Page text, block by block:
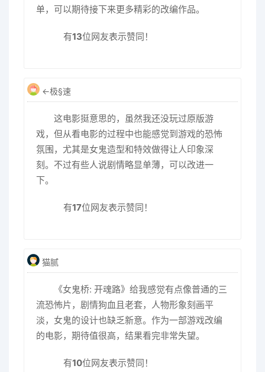
单，可以期待接下来更多精彩的改编作品。
有13位网友表示赞同！
←极§速
这电影挺意思的，虽然我还没玩过原版游
戏，但从看电影的过程中也能感觉到游戏的恐怖
氛围，尤其是女鬼造型和特效做得让人印象深
刻。不过有些人说剧情略显单薄，可以改进一
下。
有17位网友表示赞同！
猫腻
《女鬼桥: 开魂路》给我感觉有点像普通的三
流恐怖片，剧情狗血且老套，人物形象刻画平
淡，女鬼的设计也缺乏新意。作为一部游戏改编
的电影，期待值很高，结果看完非常失望。
有10位网友表示赞同！